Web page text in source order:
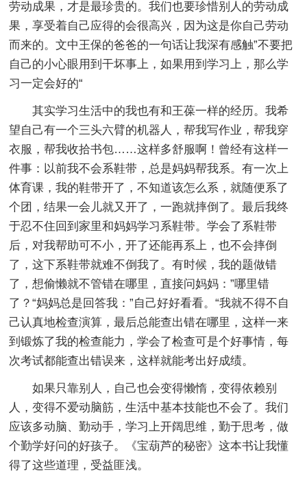
劳动成果，才是最珍贵的。我们也要珍惜别人的劳动成
果，享受着自己应得的会很高兴，因为这是你自己劳动
而来的。文中王保的爸爸的一句话让我深有感触”不要把
自己的小心眼用到干坏事上，如果用到学习上，那么学
习一定会好的“
其实学习生活中的我也有和王葆一样的经历。我希
望自己有一个三头六臂的机器人，帮我写作业，帮我穿
衣服，帮我收拾书包……这样多舒服啊！曾经有这样一
件事：以前我不会系鞋带，总是妈妈帮我系。有一次上
体育课，我的鞋带开了，不知道该怎么系，就随便系了
个团，结果一会儿就又开了，一跑就摔倒了。最后我终
于忍不住回到家里和妈妈学习系鞋带。学会了系鞋带
后，对我帮助可不小，开了还能再系上，也不会摔倒
了，这下系鞋带就难不倒我了。有时候，我的题做错
了，想偷懒就不管错在哪里，直接问妈妈：”哪里错
了？“妈妈总是回答我：”自己好好看看。“我就不得不自
己认真地检查演算，最后总能查出错在哪里，这样一来
到锻炼了我的检查能力，学会了检查可是个好事情，每
次考试都能查出错误来，这样就能考出好成绩。
如果只靠别人，自己也会变得懒惰，变得依赖别
人，变得不爱动脑筋，生活中基本技能也不会了。我们
应该多动脑、勤动手，学习上开阔思维，勤于思考，做
个勤学好问的好孩子。《宝葫芦的秘密》这本书让我懂
得了这些道理，受益匪浅。